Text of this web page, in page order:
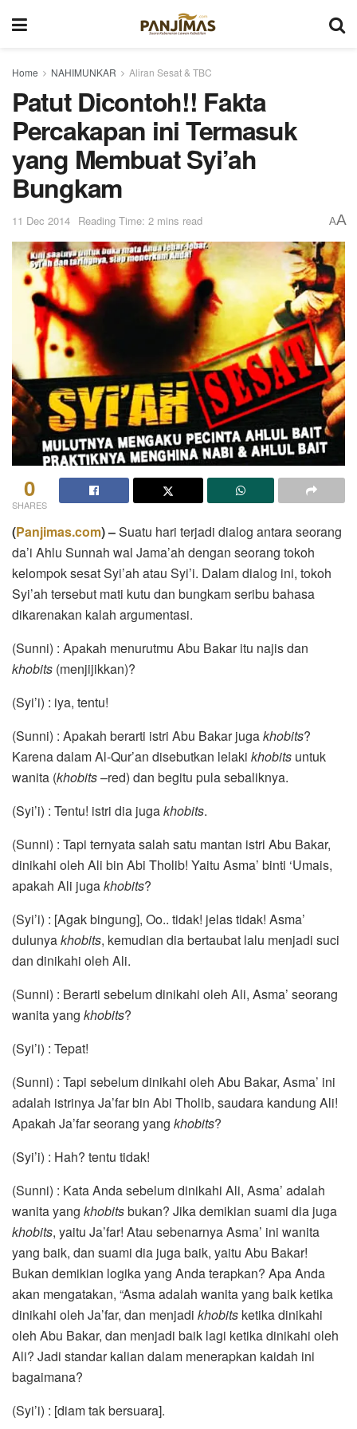
Home NAHIMUNKAR Aliran Sesat & TBC
Patut Dicontoh!! Fakta
Percakapan ini Termasuk
yang Membuat Syi’ah
Bungkam
11 Dec 2014 Reading Time: 2 mins read AA
0
SHARES
(Panjimas.com) –Suatu hari terjadi dialog antara seorang
da’i Ahlu Sunnah wal Jama’ah dengan seorang tokoh
kelompok sesat Syi’ah atau Syi’i. Dalam dialog ini, tokoh
Syi’ah tersebut mati kutu dan bungkam seribu bahasa
dikarenakan kalah argumentasi.
(Sunni) : Apakah menurutmu Abu Bakar itu najis dan
khobits (menjijikkan)?
(Syi’i) : iya, tentu!
(Sunni) : Apakah berarti istri Abu Bakar jugakhobits?
Karena dalam Al-Qur’an disebutkan lelaki khobits untuk
wanita (khobits–red) dan begitu pula sebaliknya.
(Syi’i) : Tentu! istri dia jugakhobits.
(Sunni) : Tapi ternyata salah satu mantan istri Abu Bakar,
dinikahi oleh Ali bin Abi Tholib! Yaitu Asma’ binti ‘Umais,
apakah Ali jugakhobits?
(Syi’i) : [Agak bingung], Oo.. tidak! jelas tidak! Asma’
dulunyakhobits, kemudian dia bertaubat lalu menjadi suci
dan dinikahi oleh Ali.
(Sunni) : Berarti sebelum dinikahi oleh Ali, Asma’ seorang
wanita yang khobits?
(Syi’i) : Tepat!
(Sunni) : Tapi sebelum dinikahi oleh Abu Bakar, Asma’ ini
adalah istrinya Ja’far bin Abi Tholib, saudara kandung Ali!
Apakah Ja’far seorang yang khobits?
(Syi’i) : Hah? tentu tidak!
(Sunni) : Kata Anda sebelum dinikahi Ali, Asma’ adalah
wanita yang khobitsbukan? Jika demikian suami dia juga
khobits, yaitu Ja’far! Atau sebenarnya Asma’ ini wanita
yang baik, dan suami dia juga baik, yaitu Abu Bakar!
Bukan demikian logika yang Anda terapkan? Apa Anda
akan mengatakan, “Asma adalah wanita yang baik ketika
dinikahi oleh Ja’far, dan menjadi khobits ketika dinikahi
oleh Abu Bakar, dan menjadi baik lagi ketika dinikahi oleh
Ali? Jadi standar kalian dalam menerapkan kaidah ini
bagaimana?
(Syi’i) : [diam tak bersuara].